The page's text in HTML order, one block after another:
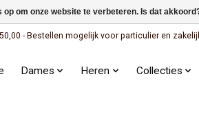
- Bestellen mogelijk voor particulier en
Dames Heren Collecties
op om onze website te verbeteren. Is dat